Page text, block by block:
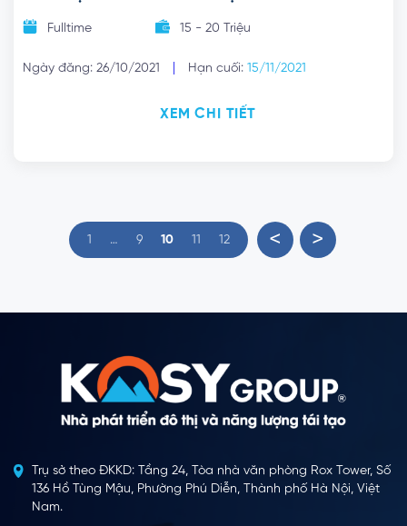
Fulltime 15 - 20 Triệu
Ngày đăng: 26/10/2021 | Hạn cuối: 15/11/2021
XEM CHI TIẾT
<
1 … 9 10 11 12 >
Trụ sở theo ĐKKD: Tầng 24, Tòa nhà văn phòng Rox Tower, Số
136 Hồ Tùng Mậu, Phường Phú Diễn, Thành phố Hà Nội, Việt
Nam.